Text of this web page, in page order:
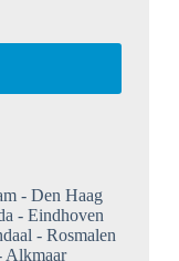
Den Haag
Eindhoven
Rosmalen
Alkmaar